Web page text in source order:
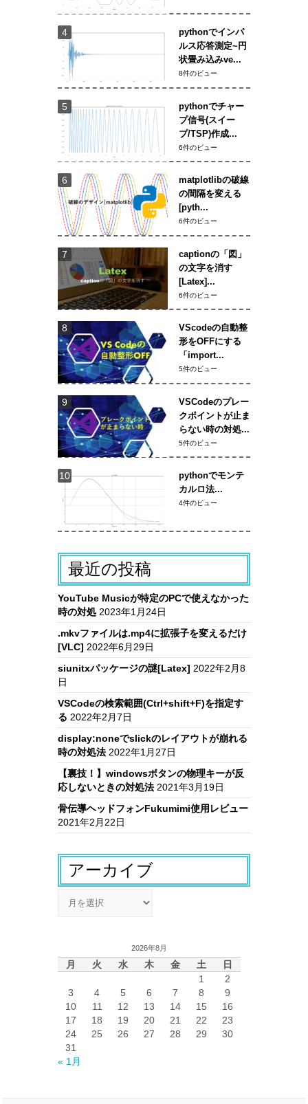
pythonでインパ
ルス応答測定~円
状畳み込みve...
8件のビュー
pythonでチャー
プ信号(スイー
プ/TSP)作成...
6件のビュー
matplotlibの破線
の間隔を変える
[pyth...
6件のビュー
captionの「図」
の文字を消す
[Latex]...
6件のビュー
VScodeの自動整
形をOFFにする
「import...
5件のビュー
VSCodeのプレー
クポイントが止ま
らない時の対処...
5件のビュー
pythonでモンテ
カルロ法...
4件のビュー
最近の投稿
YouTube Musicが特定のPCで使えなかった
時の対処 2023年1月24日
.mkvファイルは.mp4に拡張子を変えるだけ
[VLC] 2022年6月29日
siunitxパッケージの謎[Latex] 2022年2月8
日
VSCodeの検索範囲(Ctrl+shift+F)を指定す
る 2022年2月7日
display:noneでslickのレイアウトが崩れる
時の対処法 2022年1月27日
【裏技！】windowsボタンの物理キーが反
応しないときの対処法 2021年3月19日
骨伝導ヘッドフォンFukumimi使用レビュー
2021年2月22日
アーカイブ
2026年8月
月 火 水 木 金 土
日
1
2
3
4 5 6 7 8
9
10
11 12 13 14 15
16
17
18 19 20 21 22
23
24
25 26 27 28 29
30
31
« 1月